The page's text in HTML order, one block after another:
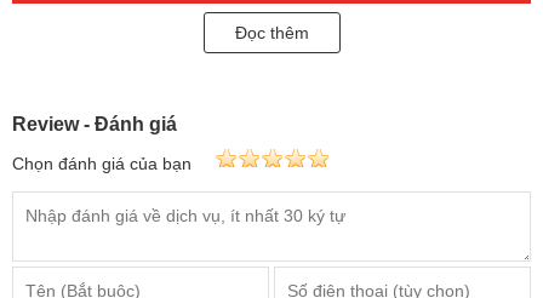
Đọc thêm
Review - Đánh giá
Chọn đánh giá của bạn